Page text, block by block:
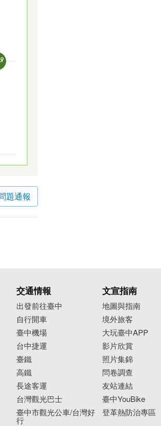
題通報
交通情報
出發前往臺中
自行開車
臺中機場
台中捷運
臺鐵
高鐵
長途客運
台灣觀光巴士
臺中市觀光公車/台灣好
行
文宣指南
地圖與指南
境外旅客
大玩臺中APP
影片欣賞
照片集錦
問卷調查
友站連結
臺中YouBike
登革熱防治專區